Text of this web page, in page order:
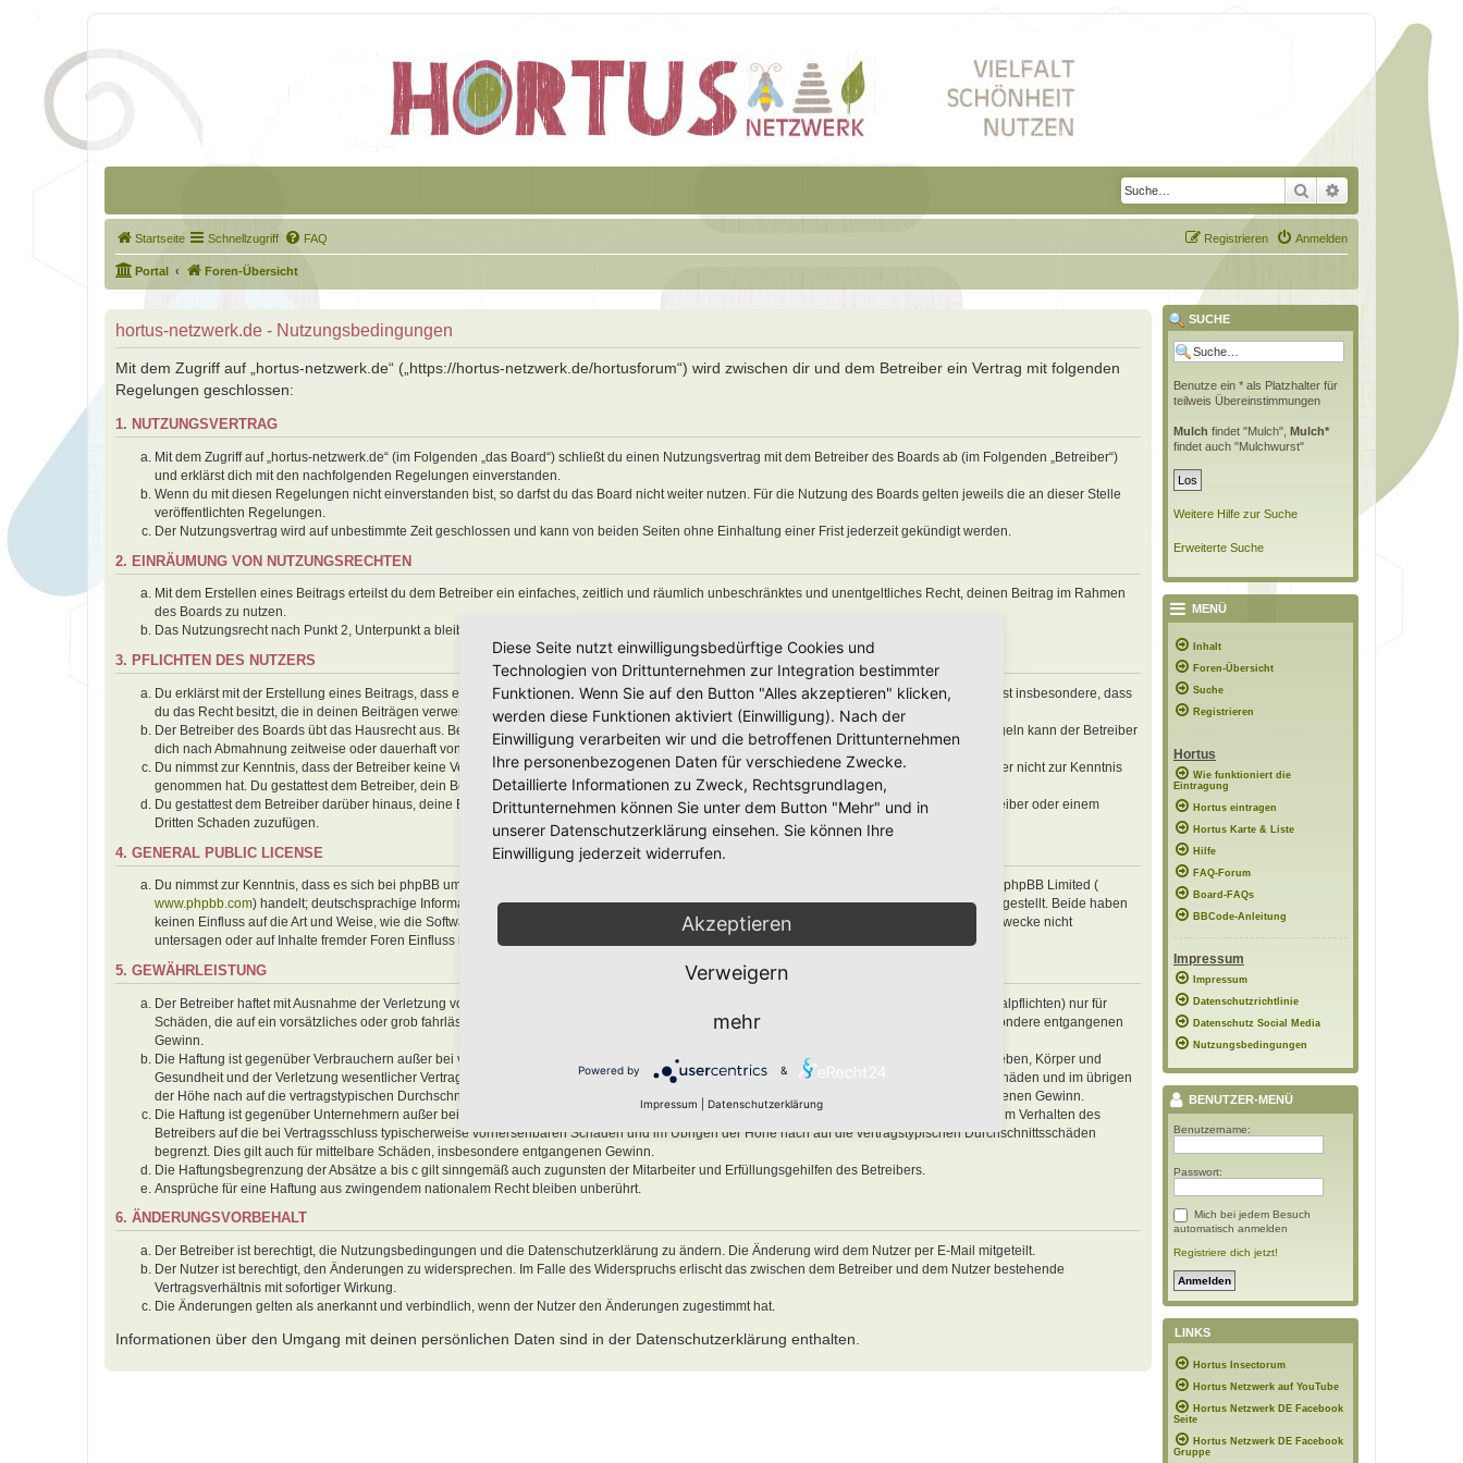
Suche Erweiterte Suche
Startseite Schnellzugriff FAQ Anmelden
Registrieren
Portal Foren-Übersicht
hortus-netzwerk.de - Nutzungsbedingungen
Mit dem Zugriff auf „hortus-netzwerk.de“ („https://hortus-netzwerk.de/hortusforum“) wird zwischen dir und dem Betreiber ein Vertrag mit folgenden
Regelungen geschlossen:
1. NUTZUNGSVERTRAG
Mit dem Zugriff auf „hortus-netzwerk.de“ (im Folgenden „das Board“) schließt du einen Nutzungsvertrag mit dem Betreiber des Boards ab (im Folgenden „Betreiber“)
und erklärst dich mit den nachfolgenden Regelungen einverstanden.
Wenn du mit diesen Regelungen nicht einverstanden bist, so darfst du das Board nicht weiter nutzen. Für die Nutzung des Boards gelten jeweils die an dieser Stelle
veröffentlichten Regelungen.
Der Nutzungsvertrag wird auf unbestimmte Zeit geschlossen und kann von beiden Seiten ohne Einhaltung einer Frist jederzeit gekündigt werden.
2. EINRÄUMUNG VON NUTZUNGSRECHTEN
Mit dem Erstellen eines Beitrags erteilst du dem Betreiber ein einfaches, zeitlich und räumlich unbeschränktes und unentgeltliches Recht, deinen Beitrag im Rahmen
des Boards zu nutzen.
Das Nutzungsrecht nach Punkt 2, Unterpunkt a bleibt auch nach Kündigung des Nutzungsvertrages bestehen.
3. PFLICHTEN DES NUTZERS
Du erklärst mit der Erstellung eines Beitrags, dass er keine Inhalte enthält, die gegen geltendes Recht oder die guten Sitten verstoßen. Du erklärst insbesondere, dass
du das Recht besitzt, die in deinen Beiträgen verwendeten Links und Bilder zu setzen bzw. zu verwenden.
Der Betreiber des Boards übt das Hausrecht aus. Bei Verstößen gegen diese Nutzungsbedingungen oder anderer im Board veröffentlichten Regeln kann der Betreiber
dich nach Abmahnung zeitweise oder dauerhaft von der Nutzung dieses Boards ausschließen und dir ein Hausverbot erteilen.
Du nimmst zur Kenntnis, dass der Betreiber keine Verantwortung für die Inhalte von Beiträgen übernimmt, die er nicht selbst erstellt hat oder die er nicht zur Kenntnis
genommen hat. Du gestattest dem Betreiber, dein Benutzerkonto, Beiträge und Funktionen jederzeit zu löschen oder zu sperren.
Du gestattest dem Betreiber darüber hinaus, deine Beiträge abzuändern, sofern sie gegen o. g. Regeln verstoßen oder geeignet sind, dem Betreiber oder einem
Dritten Schaden zuzufügen.
4. GENERAL PUBLIC LICENSE
Du nimmst zur Kenntnis, dass es sich bei phpBB um eine unter der „
“ (GPL) bereitgestellten Foren-Software von phpBB Limited (
www.phpbb.com) handelt; deutschsprachige Informationen werden durch die deutschsprachige Community unterwww.phpbb.dezur Verfügung gestellt. Beide haben
keinen Einfluss auf die Art und Weise, wie die Software verwendet wird. Sie können insbesondere die Verwendung der Software für bestimmte Zwecke nicht
untersagen oder auf Inhalte fremder Foren Einfluss nehmen.
5. GEWÄHRLEISTUNG
Der Betreiber haftet mit Ausnahme der Verletzung von Leben, Körper und Gesundheit und der Verletzung wesentlicher Vertragspflichten (Kardinalpflichten) nur für
Schäden, die auf ein vorsätzliches oder grob fahrlässiges Verhalten zurückzuführen sind. Dies gilt auch für mittelbare Folgeschäden wie insbesondere entgangenen
Gewinn.
Die Haftung ist gegenüber Verbrauchern außer bei vorsätzlichem oder grob fahrlässigem Verhalten oder bei Schäden aus der Verletzung von Leben, Körper und
Gesundheit und der Verletzung wesentlicher Vertragspflichten (Kardinalpflichten) auf die bei Vertragsschluss typischerweise vorhersehbaren Schäden und im übrigen
der Höhe nach auf die vertragstypischen Durchschnittsschäden begrenzt. Dies gilt auch für mittelbare Folgeschäden wie insbesondere entgangenen Gewinn.
Die Haftung ist gegenüber Unternehmern außer bei der Verletzung von Leben, Körper und Gesundheit oder vorsätzlichem oder grob fahrlässigem Verhalten des
Betreibers auf die bei Vertragsschluss typischerweise vorhersehbaren Schäden und im Übrigen der Höhe nach auf die vertragstypischen Durchschnittsschäden
begrenzt. Dies gilt auch für mittelbare Schäden, insbesondere entgangenen Gewinn.
Die Haftungsbegrenzung der Absätze a bis c gilt sinngemäß auch zugunsten der Mitarbeiter und Erfüllungsgehilfen des Betreibers.
Ansprüche für eine Haftung aus zwingendem nationalem Recht bleiben unberührt.
6. ÄNDERUNGSVORBEHALT
Der Betreiber ist berechtigt, die Nutzungsbedingungen und die Datenschutzerklärung zu ändern. Die Änderung wird dem Nutzer per E-Mail mitgeteilt.
Der Nutzer ist berechtigt, den Änderungen zu widersprechen. Im Falle des Widerspruchs erlischt das zwischen dem Betreiber und dem Nutzer bestehende
Vertragsverhältnis mit sofortiger Wirkung.
Die Änderungen gelten als anerkannt und verbindlich, wenn der Nutzer den Änderungen zugestimmt hat.
Informationen über den Umgang mit deinen persönlichen Daten sind in der Datenschutzerklärung enthalten.
SUCHE
Benutze ein * als Platzhalter für
teilweis Übereinstimmungen
Mulch findet "Mulch", Mulch*
findet auch "Mulchwurst"
Weitere Hilfe zur Suche
Erweiterte Suche
MENÜ
Inhalt
Foren-Übersicht
Suche
Registrieren
Hortus
Wie funktioniert die
Eintragung
Hortus eintragen
Hortus Karte & Liste
Hilfe
FAQ-Forum
Board-FAQs
BBCode-Anleitung
Impressum
Impressum
Datenschutzrichtlinie
Datenschutz Social Media
Nutzungsbedingungen
BENUTZER-MENÜ
Benutzername:
Passwort:
Mich bei jedem Besuch
automatisch anmelden
Registriere dich jetzt!
LINKS
Hortus Insectorum
Hortus Netzwerk auf YouTube
Hortus Netzwerk DE Facebook
Seite
Hortus Netzwerk DE Facebook
Gruppe
Diese Seite nutzt einwilligungsbedürftige Cookies und
Technologien von Drittunternehmen zur Integration bestimmter
Funktionen. Wenn Sie auf den Button "Alles akzeptieren" klicken,
werden diese Funktionen aktiviert (Einwilligung). Nach der
Einwilligung verarbeiten wir und die betroffenen Drittunternehmen
Ihre personenbezogenen Daten für verschiedene Zwecke.
Detaillierte Informationen zu Zweck, Rechtsgrundlagen,
Drittunternehmen können Sie unter dem Button "Mehr" und in
unserer Datenschutzerklärung einsehen. Sie können Ihre
Einwilligung jederzeit widerrufen.
Akzeptieren
Verweigern
mehr
Powered by &
Impressum Datenschutzerklärung